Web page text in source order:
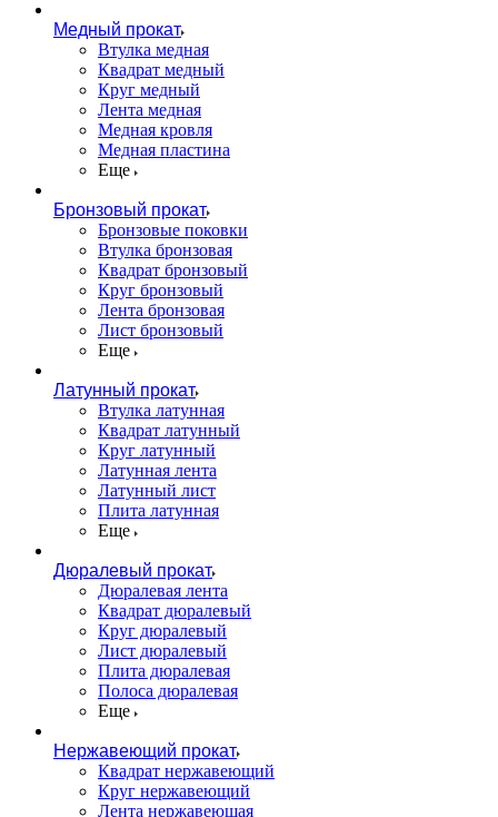
Медный прокат
Втулка медная
Квадрат медный
Круг медный
Лента медная
Медная кровля
Медная пластина
Еще
Бронзовый прокат
Бронзовые поковки
Втулка бронзовая
Квадрат бронзовый
Круг бронзовый
Лента бронзовая
Лист бронзовый
Еще
Латунный прокат
Втулка латунная
Квадрат латунный
Круг латунный
Латунная лента
Латунный лист
Плита латунная
Еще
Дюралевый прокат
Дюралевая лента
Квадрат дюралевый
Круг дюралевый
Лист дюралевый
Плита дюралевая
Полоса дюралевая
Еще
Нержавеющий прокат
Квадрат нержавеющий
Круг нержавеющий
Лента нержавеющая